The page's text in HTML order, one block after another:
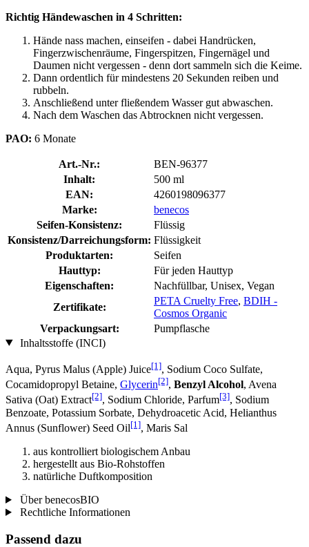
Richtig Händewaschen in 4 Schritten:
Hände nass machen, einseifen - dabei Handrücken,
Fingerzwischenräume, Fingerspitzen, Fingernägel und
Daumen nicht vergessen - denn dort sammeln sich die Keime.
Dann ordentlich für mindestens 20 Sekunden reiben und
rubbeln.
Anschließend unter fließendem Wasser gut abwaschen.
Nach dem Waschen das Abtrocknen nicht vergessen.
PAO: 6 Monate
Art.-Nr.:
BEN-96377
Inhalt:
500 ml
EAN:
4260198096377
Marke:
benecos
Seifen-Konsistenz:
Flüssig
Konsistenz/Darreichungsform: Flüssigkeit
Produktarten:
Seifen
Hauttyp:
Für jeden Hauttyp
Eigenschaften:
Nachfüllbar, Unisex, Vegan
Zertifikate:
PETA Cruelty Free, BDIH -
Cosmos Organic
Verpackungsart:
Pumpflasche
Inhaltsstoffe (INCI)
Aqua, Pyrus Malus (Apple) Juice[1], Sodium Coco­ Sulfate,
Cocamidopropyl Betaine, Glycerin[2], Benzyl Alcohol, Avena
Sativa (Oat) Extract[2], Sodium Chloride, Parfum[3], Sodium
Benzoate, Potassium Sorbate, Dehydroacetic Acid, Helianthus
Annus (Sunflower) Seed Oil[1], Maris Sal
aus kontrolliert biologischem Anbau
hergestellt aus Bio-Rohstoffen
natürliche Duftkomposition
Über benecosBIO
Rechtliche Informationen
Passend dazu